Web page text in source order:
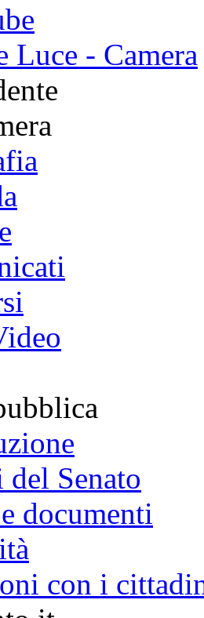
storico
Luce - Camera
Senato
documenti